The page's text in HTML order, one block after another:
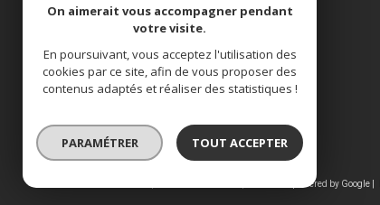
Immobilière du Pays de Hanau
03 88 71 34 62
immohanau@wanadoo.fr
15, rue du canal
© 2026 | Tous droits réservés | Traduction powered by Google |
On aimerait vous accompagner pendant
votre visite.
En poursuivant, vous acceptez l'utilisation des
cookies par ce site, afin de vous proposer des
contenus adaptés et réaliser des statistiques !
PARAMÉTRER TOUT ACCEPTER